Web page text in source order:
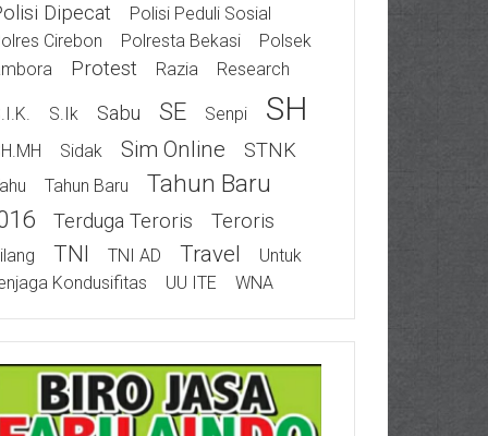
Dipecat
Polisi Peduli Sosial
Cirebon
Polresta Bekasi
Polsek
Protest Razia Research
S.Ik Sabu SE Senpi SH
Sidak Sim Online STNK
Tahun Baru
Tahun Baru
Terduga Teroris Teroris
TNI TNI AD Travel
Untuk
Kondusifitas
UU ITE WNA